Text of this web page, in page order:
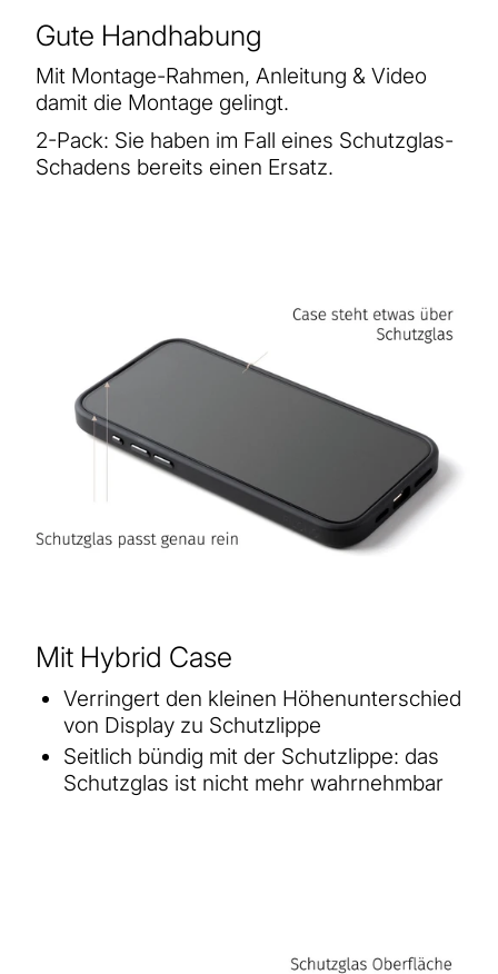
Gute Handhabung
Mit Montage-Rahmen, Anleitung & Video
damit die Montage gelingt.
2-Pack: Sie haben im Fall eines Schutzglas-
Schadens bereits einen Ersatz.
Mit Hybrid Case
Verringert den kleinen Höhenunterschied
von Display zu Schutzlippe
Seitlich bündig mit der Schutzlippe: das
Schutzglas ist nicht mehr wahrnehmbar